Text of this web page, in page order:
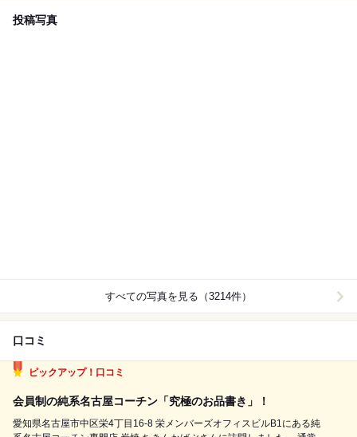
投稿写真
すべての写真を見る（3214件）
口コミ
ピックアップ！口コミ
会員制の純系名古屋コーチン「究極のお品書き」！
愛知県名古屋市中区栄4丁目16-8 栄メンバーズオフィスビルB1にある純